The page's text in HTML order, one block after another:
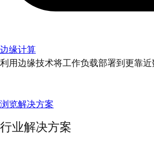
边缘计算
利用边缘技术将工作负载部署到更靠近
浏览解决方案
行业解决方案